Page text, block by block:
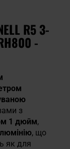
R5 3-
-
з
1 дюйм,
, що
як для